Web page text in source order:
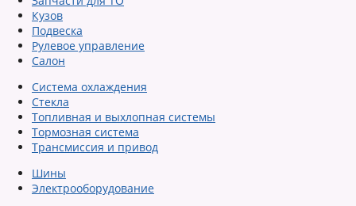
Кузов
Подвеска
Рулевое управление
Салон
Система охлаждения
Стекла
Топливная и выхлопная системы
Тормозная система
Трансмиссия и привод
Шины
Электрооборудование